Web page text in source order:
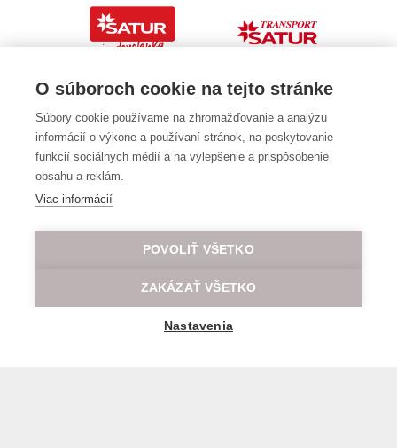
O súboroch cookie na tejto stránke
Súbory cookie používame na zhromažďovanie a analýzu
informácií o výkone a používaní stránok, na poskytovanie
funkcií sociálnych médií a na vylepšenie a prispôsobenie
obsahu a reklám.
Viac informácií
POVOLIŤ VŠETKO
ZAKÁZAŤ VŠETKO
Nastavenia